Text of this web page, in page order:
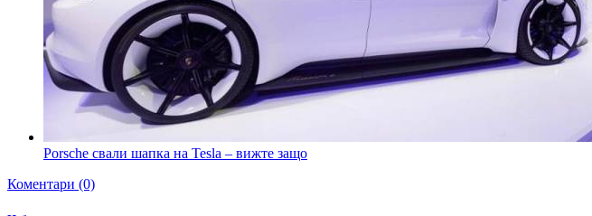
Porsche свали шапка на Tesla – вижте защо
Коментари (0)